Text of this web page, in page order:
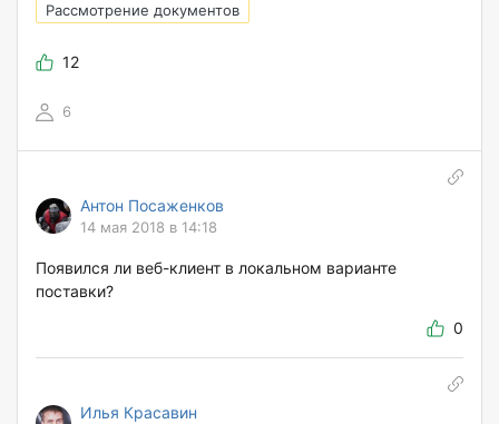
Рассмотрение документов
12
6
Антон Посаженков
14 мая 2018 в 14:18
Появился ли веб-клиент в локальном варианте
поставки?
0
Илья Красавин